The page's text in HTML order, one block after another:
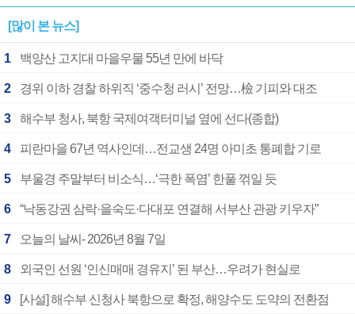
[많이 본 뉴스]
1 백양산 고지대 마을우물 55년 만에 바닥
2 경위 이하 경찰 하위직 ‘중수청 러시’ 전망…檢 기피와 대조
3 해수부 청사, 북항 국제여객터미널 옆에 선다(종합)
4 피란마을 67년 역사인데…전교생 24명 아미초 통폐합 기로
5 부울경 주말부터 비소식…‘극한 폭염’ 한풀 꺾일 듯
6 “낙동강권 삼락·을숙도·다대포 연결해 서부산 관광 키우자”
7 오늘의 날씨- 2026년 8월 7일
8 외국인 선원 ‘인신매매 경유지’ 된 부산…우려가 현실로
9 [사설] 해수부 신청사 북항으로 확정, 해양수도 도약의 전환점